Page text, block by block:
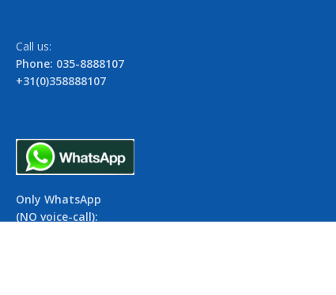
Call us:
Phone: 035-8888107
+31(0)358888107
Only WhatsApp
(NO voice-call):